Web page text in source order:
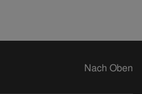
Nach Oben